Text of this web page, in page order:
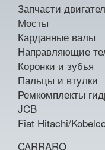
Запчасти
Мосты
Карданные валы
Направляющие
Коронки и зубья
Пальцы и втулки
Ремкомплекты
JCB
Fiat Hitachi/
CARRARO